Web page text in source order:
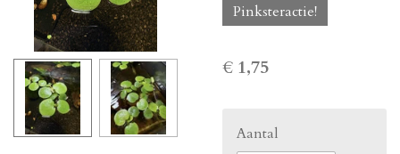
Pinksteractie!
€ 1,75
Aantal